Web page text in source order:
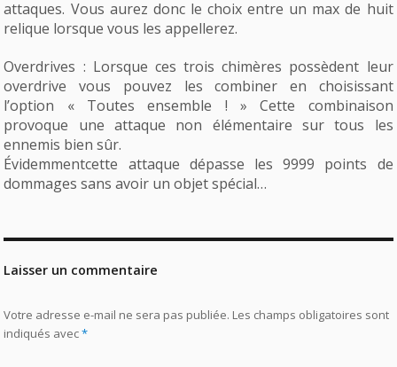
attaques. Vous aurez donc le choix entre un max de huit
relique lorsque vous les appellerez.
Overdrives : Lorsque ces trois chimères possèdent leur
overdrive vous pouvez les combiner en choisissant
l’option « Toutes ensemble ! » Cette combinaison
provoque une attaque non élémentaire sur tous les
ennemis bien sûr.
Évidemmentcette attaque dépasse les 9999 points de
dommages sans avoir un objet spécial…
Laisser un commentaire
Votre adresse e-mail ne sera pas publiée. Les champs obligatoires sont
indiqués avec*